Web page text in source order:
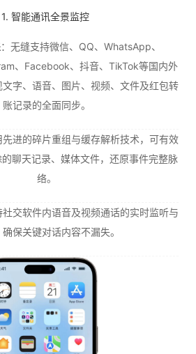
1. 智能通讯全景监控
：无缝支持微信、QQ、WhatsApp、
、Facebook、抖音、TikTok等国内外
字、语音、图片、视频、文件及红包转
账记录的全面同步。
先进的碎片重组与缓存解析技术，可有效
聊天记录、媒体文件，还原事件完整脉
络。
社交软件内语音及视频通话的实时监听与
保关键对话内容不漏失。